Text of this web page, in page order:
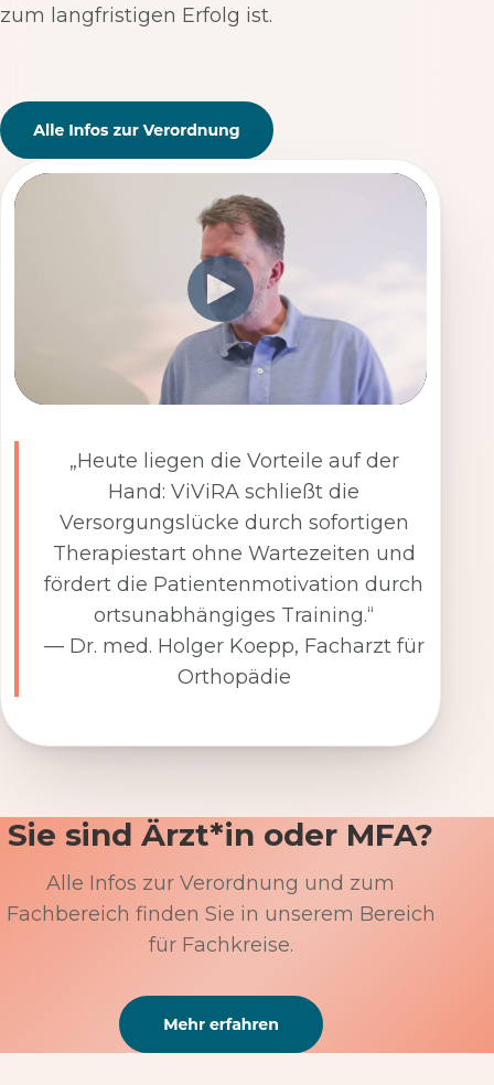
zum langfristigen Erfolg ist.
„Heute liegen die Vorteile auf der
Hand: ViViRA schließt die
Versorgungslücke durch sofortigen
Therapiestart ohne Wartezeiten und
fördert die Patientenmotivation durch
ortsunabhängiges Training.“
— Dr. med. Holger Koepp, Facharzt für
Orthopädie
Sie sind Ärzt*in oder MFA?
Alle Infos zur Verordnung und zum
Fachbereich finden Sie in unserem Bereich
für Fachkreise.